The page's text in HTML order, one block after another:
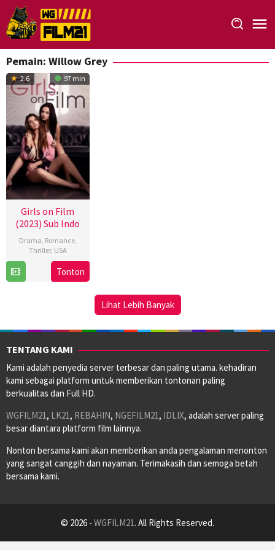
Loncat
ke
konten
Pemain: Willow Grey
2.6 97 min
Girls on Film
(2023) Sub Indo
Drama Romance,
Thriller, USA
Nov
Robin
Bain
Tonton
Lihat Lebih Banyak
TENTANG KAMI
Kami adalah penyedia server terbesar dan paling utama. kehadiran
kami sebagai platform untuk memberikan tontonan paling
berkualitas dan Full HD.
WGFILM21, LK21, REBAHIN, NGEFILM21, IDLIX, adalah server paling
besar diantara platform film lainnya.
Nonton bersama kami akan memberikan anda pengalaman menonton
yang sangat canggih dan nayaman. Terimakasih dan semoga betah
bersama kami.
© 2026 - WGFILM21. All Rights Reserved.